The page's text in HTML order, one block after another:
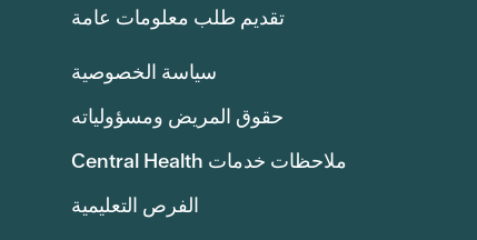
تقديم طلب معلومات عامة
سياسة الخصوصية
حقوق المريض ومسؤولياته
ملاحظات خدمات Central Health
الفرص التعليمية